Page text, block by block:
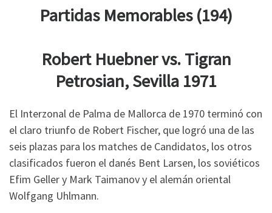
Partidas Memorables (194)
Robert Huebner vs. Tigran
Petrosian, Sevilla 1971
El Interzonal de Palma de Mallorca de 1970 terminó con
el claro triunfo de Robert Fischer, que logró una de las
seis plazas para los matches de Candidatos, los otros
clasificados fueron el danés Bent Larsen, los soviéticos
Efim Geller y Mark Taimanov y el alemán oriental
Wolfgang Uhlmann.